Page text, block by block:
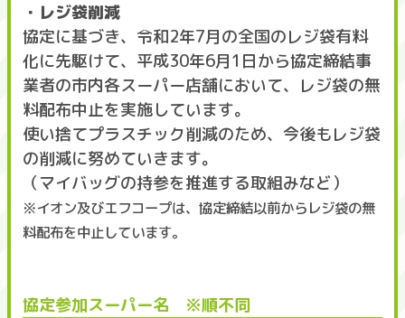
・レジ袋削減
協定に基づき、令和2年7月の全国のレジ袋有料
化に先駆けて、平成30年6月1日から協定締結事
業者の市内各スーパー店舗において、レジ袋の無
料配布中止を実施しています。
使い捨てプラスチック削減のため、今後もレジ袋
の削減に努めていきます。
（マイバッグの持参を推進する取組みなど）
※イオン及びエフコープは、協定締結以前からレジ袋の無
料配布を中止しています。
協定参加スーパー名 ※順不同